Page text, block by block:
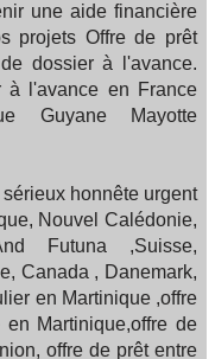
une aide financière
projets Offre de prêt
dossier à l'avance.
à l'avance en France
Guyane Mayotte
honnête urgent
Nouvel Calédonie,
Futuna ,Suisse,
Canada , Danemark,
en Martinique ,offre
Martinique,offre de
offre de prêt entre